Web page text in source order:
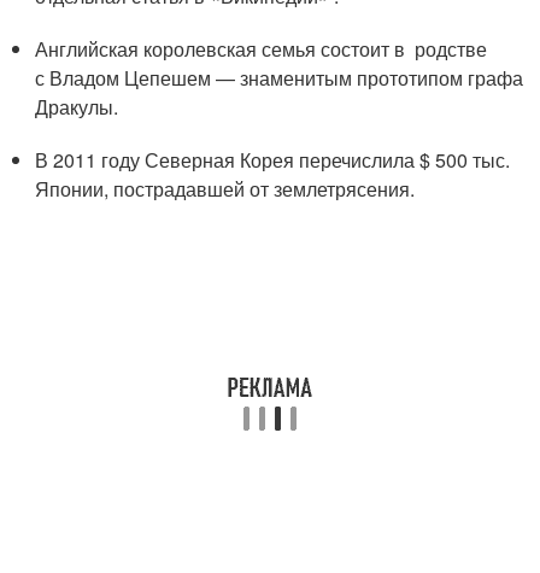
Английская королевская семья состоит в родстве
с Владом Цепешем — знаменитым прототипом графа
Дракулы.
В 2011 году Северная Корея перечислила $ 500 тыс.
Японии, пострадавшей от землетрясения.